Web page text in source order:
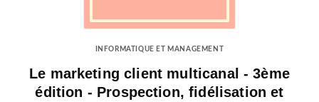
INFORMATIQUE ET MANAGEMENT
Le marketing client multicanal - 3ème
édition - Prospection, fidélisation et